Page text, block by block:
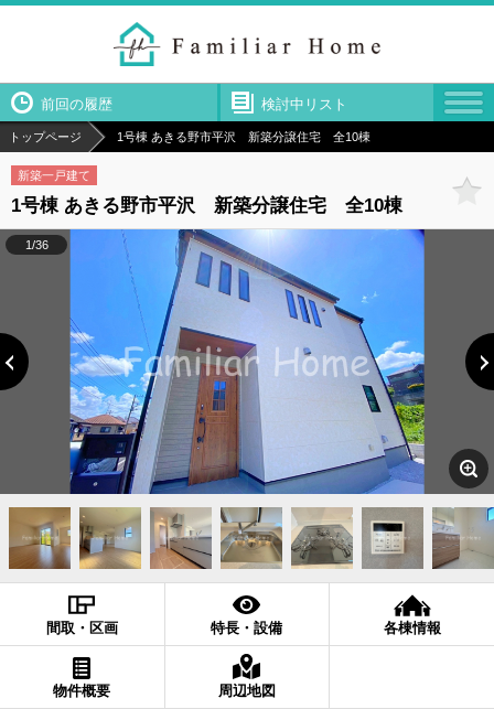
前回の履歴 検討中リスト
トップページ 1号棟 あきる野市平沢 新築分譲住宅 全10棟
新築一戸建て
1号棟 あきる野市平沢 新築分譲住宅 全10棟
1/36
間取・区画 特長・設備 各棟情報
物件概要 周辺地図